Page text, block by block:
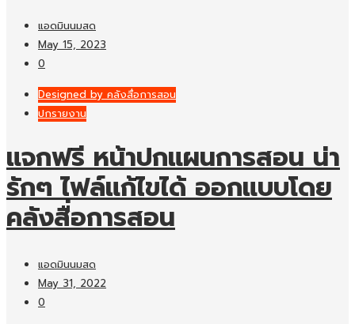
แอดมินนมสด
May 15, 2023
0
Designed by คลังสื่อการสอน
ปกรายงาน
แจกฟรี หน้าปกแผนการสอน น่า
รักๆ ไฟล์แก้ไขได้ ออกแบบโดย
คลังสื่อการสอน
แอดมินนมสด
May 31, 2022
0